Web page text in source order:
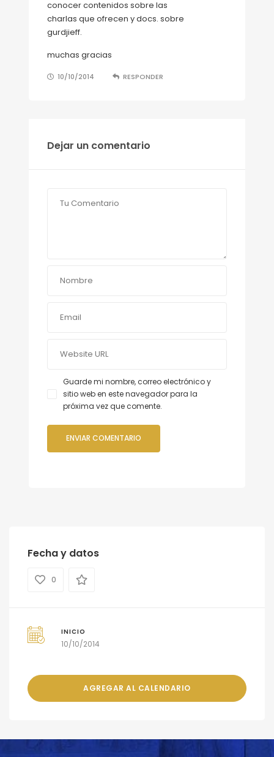
conocer contenidos sobre las
charlas que ofrecen y docs. sobre
gurdjieff.
muchas gracias
10/10/2014 RESPONDER
Dejar un comentario
Guarde mi nombre, correo electrónico y
sitio web en este navegador para la
próxima vez que comente.
Fecha y datos
0
INICIO
10/10/2014
AGREGAR AL CALENDARIO